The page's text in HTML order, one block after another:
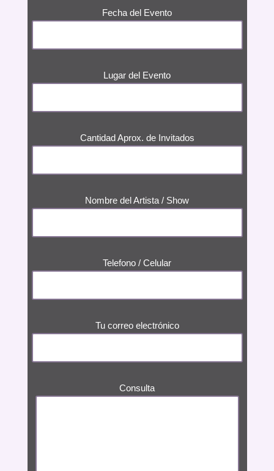
Fecha del Evento
Lugar del Evento
Cantidad Aprox. de Invitados
Nombre del Artista / Show
Telefono / Celular
Tu correo electrónico
Consulta